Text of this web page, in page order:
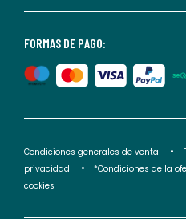
FORMAS DE PAGO:
Condiciones generales de venta
privacidad
*Condiciones de la
cookies